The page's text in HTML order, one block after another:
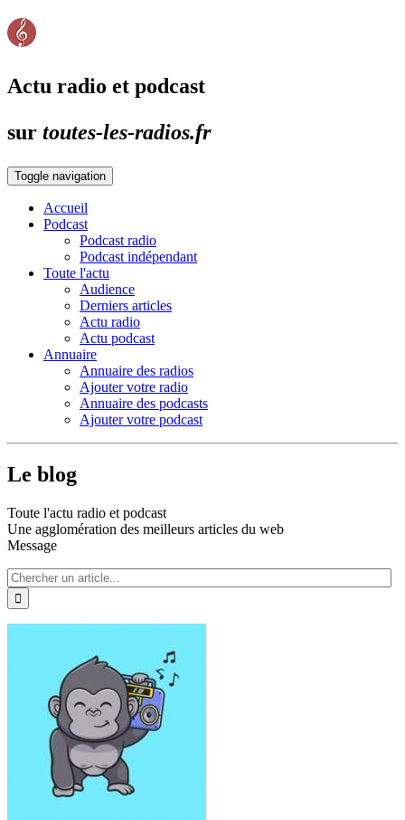
Actu radio et podcast
sur toutes-les-radios.fr
Toggle navigation
Accueil
Podcast
Podcast radio
Podcast indépendant
Toute l'actu
Audience
Derniers articles
Actu radio
Actu podcast
Annuaire
Annuaire des radios
Ajouter votre radio
Annuaire des podcasts
Ajouter votre podcast
Le blog
Toute l'actu radio et podcast
Une agglomération des meilleurs articles du web
Message